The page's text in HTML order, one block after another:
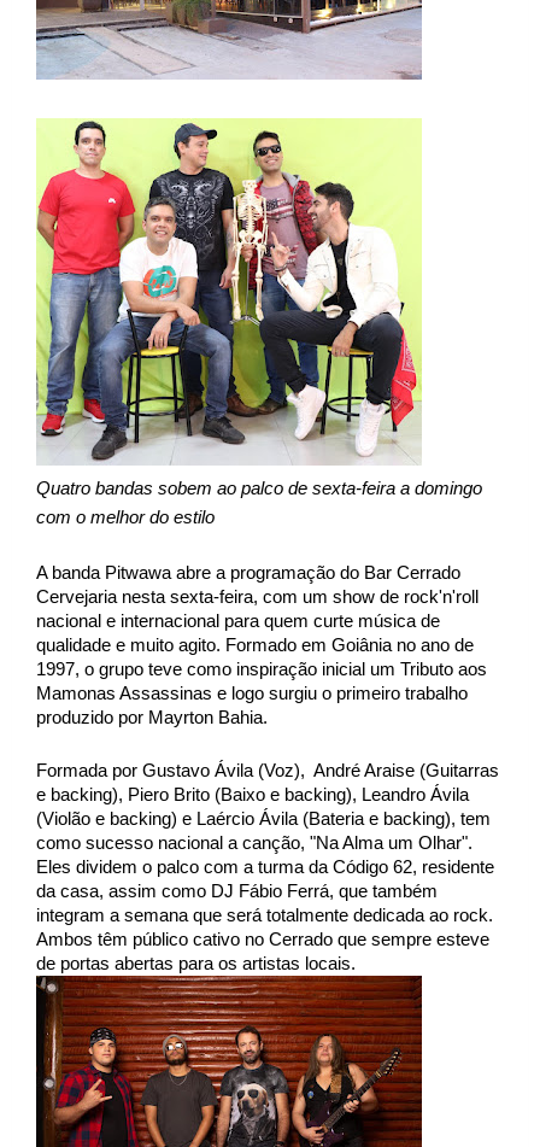
Quatro bandas sobem ao palco de sexta-feira a domingo
com o melhor do estilo
A banda Pitwawa abre a programação do Bar Cerrado
Cervejaria nesta sexta-feira, com um show de rock'n'roll
nacional e internacional para quem curte música de
qualidade e muito agito. Formado em Goiânia no ano de
1997, o grupo teve como inspiração inicial um Tributo aos
Mamonas Assassinas e logo surgiu o primeiro trabalho
produzido por Mayrton Bahia.
Formada por Gustavo Ávila (Voz),  André Araise (Guitarras
e backing), Piero Brito (Baixo e backing), Leandro Ávila
(Violão e backing) e Laércio Ávila (Bateria e backing), tem
como sucesso nacional a canção, "Na Alma um Olhar".
Eles dividem o palco com a turma da Código 62, residente
da casa, assim como DJ Fábio Ferrá, que também
integram a semana que será totalmente dedicada ao rock.
Ambos têm público cativo no Cerrado que sempre esteve
de portas abertas para os artistas locais.